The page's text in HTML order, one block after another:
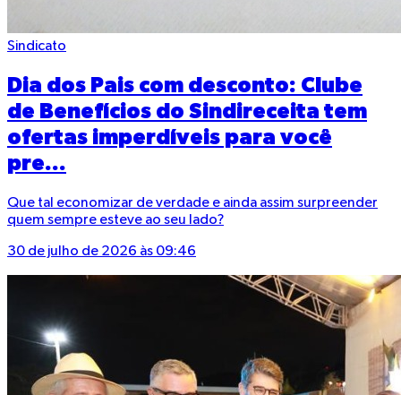
Sindicato
Dia dos Pais com desconto: Clube
de Benefícios do Sindireceita tem
ofertas imperdíveis para você
pre...
Que tal economizar de verdade e ainda assim surpreender
quem sempre esteve ao seu lado?
30 de julho de 2026 às 09:46